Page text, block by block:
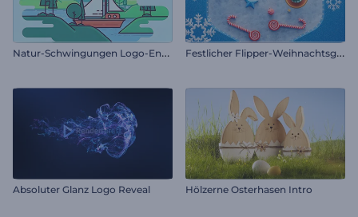
N
atur-Schwingungen Logo-Enthüllung F
estlicher Flipper-Weihnachtsgruß
Absoluter Glanz Logo Reveal Hölzerne Osterhasen Intro